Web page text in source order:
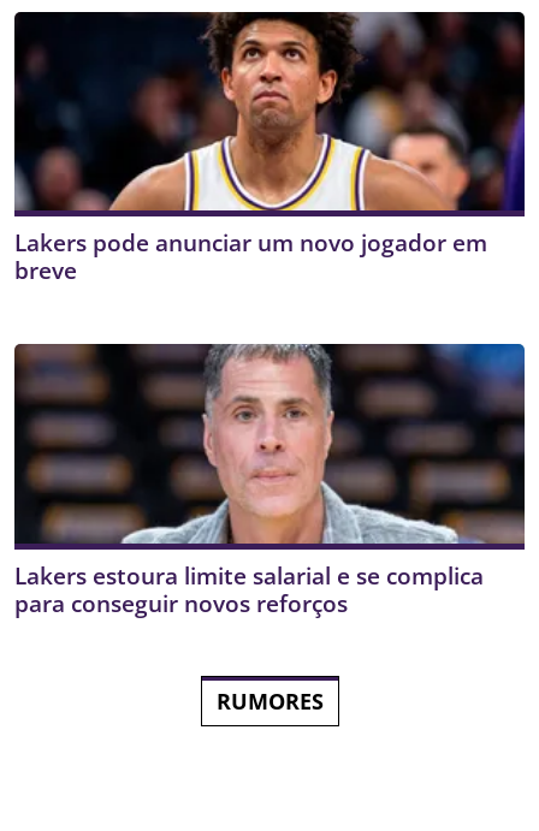
Lakers pode anunciar um novo jogador em
breve
Lakers estoura limite salarial e se complica
para conseguir novos reforços
RUMORES